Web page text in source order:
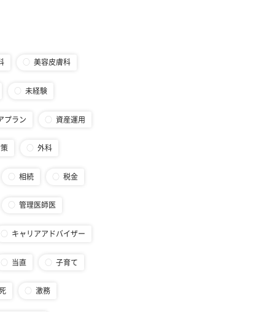
美容皮膚科
未経験
プラン 資産運用
外科
相続 税金
管理医師医
キャリアアドバイザー
当直 子育て
激務